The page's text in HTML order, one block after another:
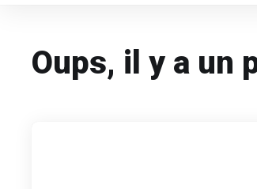
Oups, il y a un